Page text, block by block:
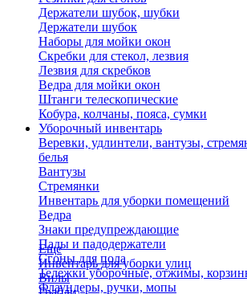
Держатели шубок, шубки
Держатели шубок
Наборы для мойки окон
Скребки для стекол, лезвия
Лезвия для скребков
Ведра для мойки окон
Штанги телескопические
Кобура, колчаны, пояса, сумки
Уборочный инвентарь
Веревки, удлинтели, вантузы,
белья
Вантузы
Стремянки
Инвентарь для уборки помещений
Ведра
Знаки предупреждающие
Пады и падодержатели
Сгоны для пола
Тележки уборочные, отжимы,
Флаундеры, ручки, мопы
Еще
Инвентарь для уборки улиц
Вилы